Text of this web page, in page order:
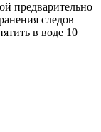
предварительно
следов
в воде 10